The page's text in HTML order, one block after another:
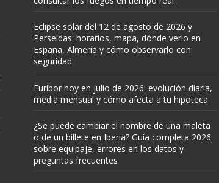
Eclipse solar del 12 de agosto de 2026 y
Perseidas: horarios, mapa, dónde verlo en
España, Almería y cómo observarlo con
seguridad
Euríbor hoy en julio de 2026: evolución diaria,
media mensual y cómo afecta a tu hipoteca
¿Se puede cambiar el nombre de una maleta
o de un billete en Iberia? Guía completa 2026
sobre equipaje, errores en los datos y
preguntas frecuentes